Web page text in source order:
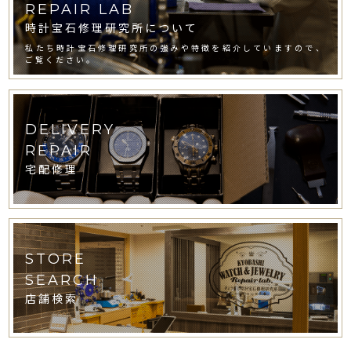
REPAIR LAB
時計宝石修理研究所について
私たち時計宝石修理研究所の強みや特徴を紹介していますので、
ご覧ください。
DELIVERY
REPAIR
宅配修理
STORE
SEARCH
店舗検索